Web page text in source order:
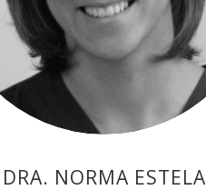
DRA. NORMA ESTELA